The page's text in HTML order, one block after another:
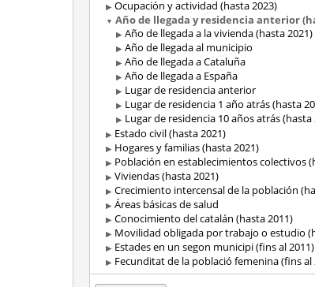
Ocupación y actividad (hasta 2023)
Año de llegada y residencia anterior
Año de llegada a la vivienda (hasta 2021)
Año de llegada al municipio
Año de llegada a Cataluña
Año de llegada a España
Lugar de residencia anterior
Lugar de residencia 1 año atrás (hasta
Lugar de residencia 10 años atrás (hasta
Estado civil (hasta 2021)
Hogares y familias (hasta 2021)
Población en establecimientos colectivos
Viviendas (hasta 2021)
Crecimiento intercensal de la población
Áreas básicas de salud
Conocimiento del catalán (hasta 2011)
Movilidad obligada por trabajo o estudio
Estades en un segon municipi (fins al 2011)
Fecunditat de la població femenina (fins al